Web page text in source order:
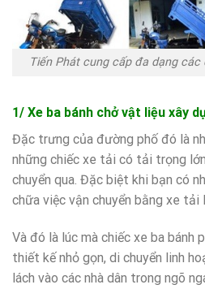
Tiến Phát cung cấp đa dạng các
1/ Xe ba bánh chở vật liệu xây
Đặc trưng của đường phố đó là
những chiếc xe tải có tải trọng
chuyển qua. Đặc biệt khi bạn có
chữa việc vận chuyển bằng xe tải
Và đó là lúc mà chiếc xe ba bánh
thiết kế nhỏ gọn, di chuyển linh
lách vào các nhà dân trong ngõ